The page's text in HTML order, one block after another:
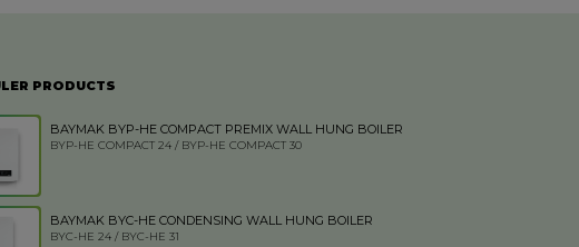
PRODUCTS
BAYMAK BYP-HE COMPACT PREMIX WALL HUNG BOILER
BYP-HE COMPACT 24 / BYP-HE COMPACT 30
BAYMAK BYC-HE CONDENSING WALL HUNG BOILER
BYC-HE 24 / BYC-HE 31